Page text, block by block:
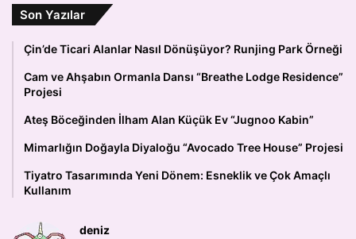
Son Yazılar
Çin’de Ticari Alanlar Nasıl Dönüşüyor? Runjing Park Örneği
Cam ve Ahşabın Ormanla Dansı “Breathe Lodge Residence”
Projesi
Ateş Böceğinden İlham Alan Küçük Ev “Jugnoo Kabin”
Mimarlığın Doğayla Diyaloğu “Avocado Tree House” Projesi
Tiyatro Tasarımında Yeni Dönem: Esneklik ve Çok Amaçlı
Kullanım
deniz